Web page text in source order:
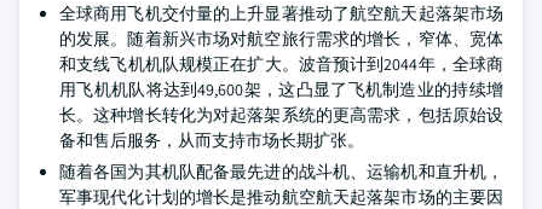
全球商用飞机交付量的上升显著推动了航空航天起落架市场
的发展。随着新兴市场对航空旅行需求的增长，窄体、宽体
和支线飞机机队规模正在扩大。波音预计到2044年，全球商
用飞机机队将达到49,600架，这凸显了飞机制造业的持续增
长。这种增长转化为对起落架系统的更高需求，包括原始设
备和售后服务，从而支持市场长期扩张。
随着各国为其机队配备最先进的战斗机、运输机和直升机，
军事现代化计划的增长是推动航空航天起落架市场的主要因